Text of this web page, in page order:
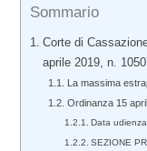
Sommario
Corte di
aprile 2019, n.
La massima
Ordinanza 15
Data
SEZIONE